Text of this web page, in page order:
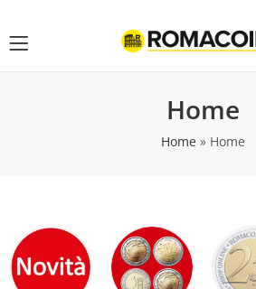
Home
Home» Home